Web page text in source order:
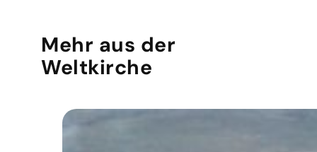
Mehr aus der
Weltkirche